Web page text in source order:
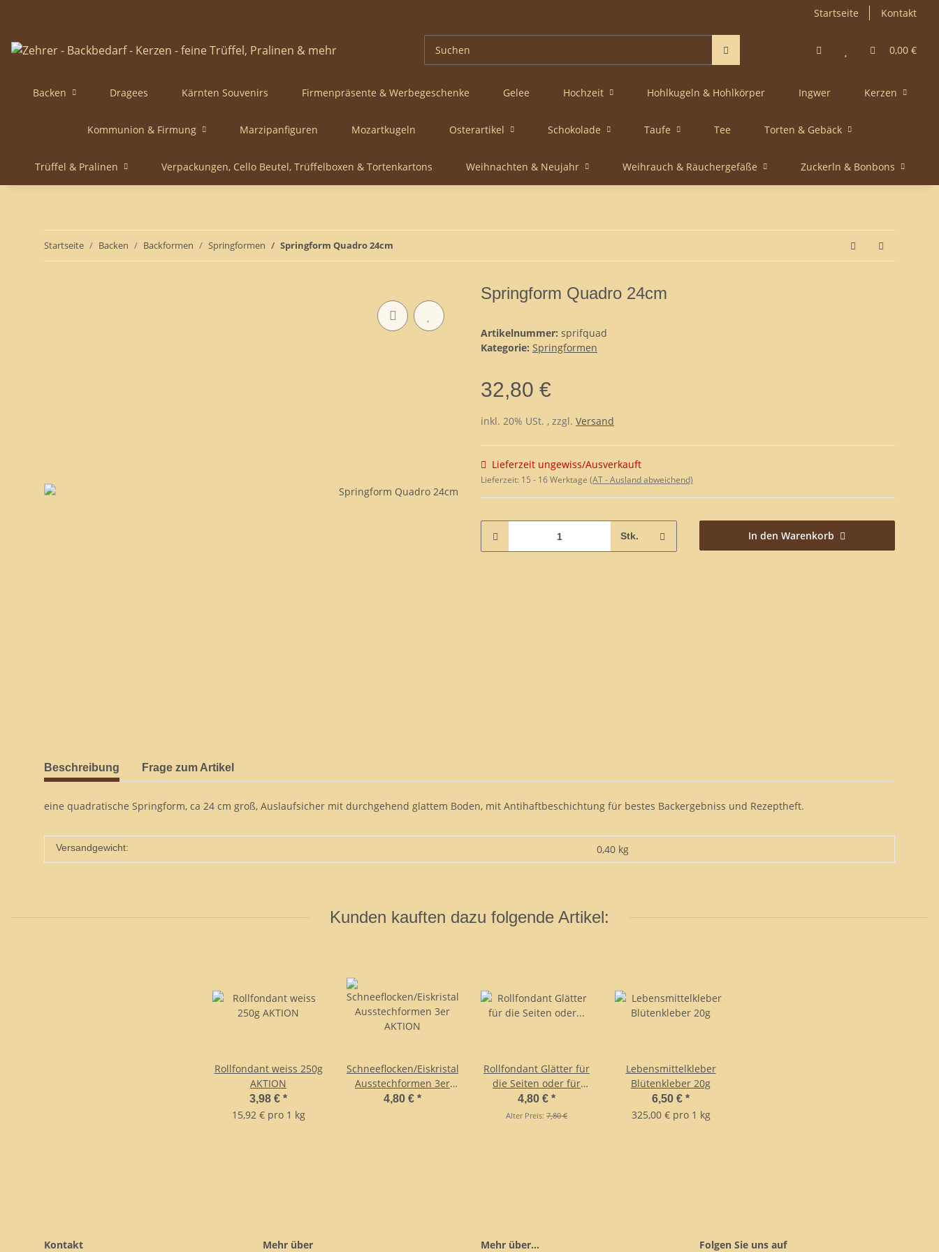
Startseite Kontakt
0,00 €
Backen Dragees Kärnten Souvenirs Firmenpräsente & Werbegeschenke Gelee Hochzeit Hohlkugeln & Hohlkörper Ingwer Kerzen
Kommunion & Firmung Marzipanfiguren Mozartkugeln Osterartikel Schokolade Taufe Tee Torten & Gebäck
Trüffel & Pralinen Verpackungen, Cello Beutel, Trüffelboxen & Tortenkartons Weihnachten & Neujahr Weihrauch & Räuchergefäße Zuckerln & Bonbons
Startseite Backen Backformen Springformen Springform Quadro 24cm
Springform Quadro 24cm
Artikelnummer: sprifquad
Kategorie: Springformen
32,80 €
inkl. 20% USt. , zzgl. Versand
Lieferzeit ungewiss/Ausverkauft
Lieferzeit: 15 - 16 Werktage (AT - Ausland abweichend)
Stk. In den Warenkorb
Beschreibung Frage zum Artikel
eine quadratische Springform, ca 24 cm groß, Auslaufsicher mit durchgehend glattem Boden, mit Antihaftbeschichtung für bestes Backergebniss und Rezeptheft.
Versandgewicht: 0,40 kg
Kunden kauften dazu folgende Artikel:
Rollfondant weiss 250g
AKTION
3,98 € *
15,92 € pro 1 kg
Schneeflocken/Eiskristall
Ausstechformen 3er
AKTION
4,80 € *
Rollfondant Glätter für
die Seiten oder für
eckige Torten
4,80 € *
Alter Preis: 7,80 €
Lebensmittelkleber
Blütenkleber 20g
6,50 € *
325,00 € pro 1 kg
Kontakt Mehr über Mehr über... Folgen Sie uns auf